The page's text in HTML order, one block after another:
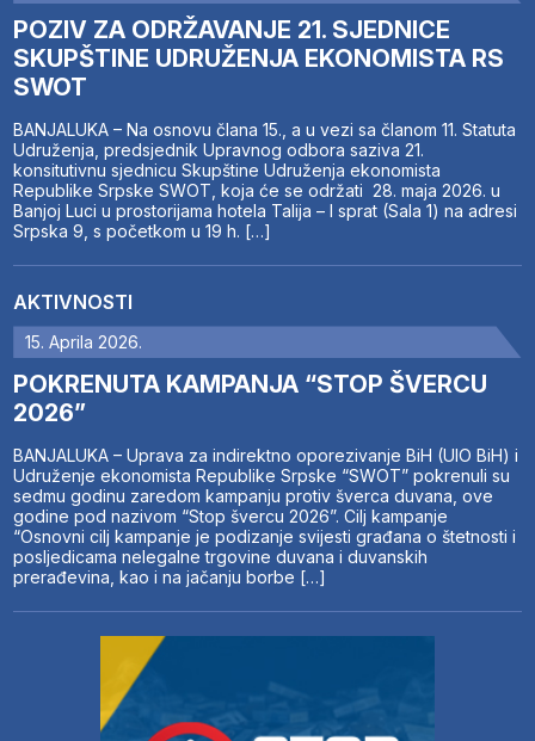
POZIV ZA ODRŽAVANJE 21. SJEDNICE
SKUPŠTINE UDRUŽENJA EKONOMISTA RS
SWOT
BANJALUKA – Na osnovu člana 15., a u vezi sa članom 11. Statuta
Udruženja, predsjednik Upravnog odbora saziva 21.
konsitutivnu sjednicu Skupštine Udruženja ekonomista
Republike Srpske SWOT, koja će se održati 28. maja 2026. u
Banjoj Luci u prostorijama hotela Talija – I sprat (Sala 1) na adresi
Srpska 9, s početkom u 19 h. […]
AKTIVNOSTI
15. Aprila 2026.
POKRENUTA KAMPANJA “STOP ŠVERCU
2026”
BANJALUKA – Uprava za indirektno oporezivanje BiH (UIO BiH) i
Udruženje ekonomista Republike Srpske “SWOT” pokrenuli su
sedmu godinu zaredom kampanju protiv šverca duvana, ove
godine pod nazivom “Stop švercu 2026”. Cilj kampanje
“Osnovni cilj kampanje je podizanje svijesti građana o štetnosti i
posljedicama nelegalne trgovine duvana i duvanskih
prerađevina, kao i na jačanju borbe […]